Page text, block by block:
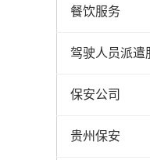
餐饮服务
驾驶人员派遣
保安公司
贵州保安